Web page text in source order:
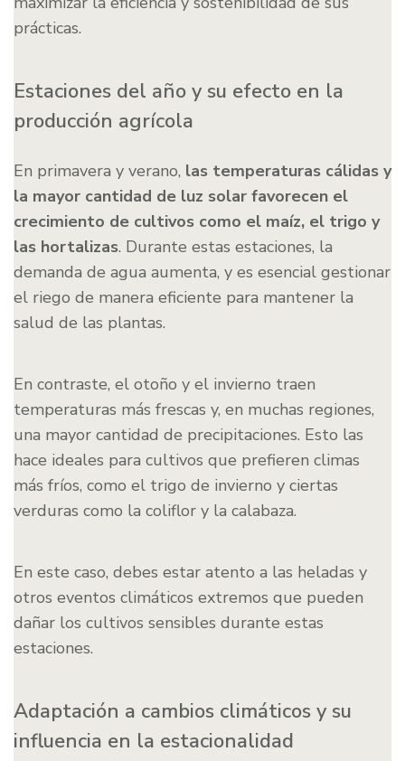
prácticas.
Estaciones del año y su efecto en la
producción agrícola
En primavera y verano, las temperaturas cálidas y
la mayor cantidad de luz solar favorecen el
crecimiento de cultivos como el maíz, el trigo y
las hortalizas. Durante estas estaciones, la
demanda de agua aumenta, y es esencial gestionar
el riego de manera eficiente para mantener la
salud de las plantas.
En contraste, el otoño y el invierno traen
temperaturas más frescas y, en muchas regiones,
una mayor cantidad de precipitaciones. Esto las
hace ideales para cultivos que prefieren climas
más fríos, como el trigo de invierno y ciertas
verduras como la coliflor y la calabaza.
En este caso, debes estar atento a las heladas y
otros eventos climáticos extremos que pueden
dañar los cultivos sensibles durante estas
estaciones.
Adaptación a cambios climáticos y su
influencia en la estacionalidad